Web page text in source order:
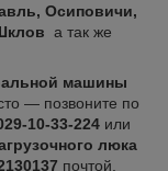
Осиповичи,
а так же
машины
― позвоните по
10-33-224 или
люка
почтой,